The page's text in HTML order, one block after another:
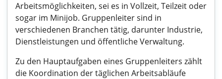
Arbeitsmöglichkeiten, sei es in Vollzeit, Teilzeit oder
sogar im Minijob. Gruppenleiter sind in
verschiedenen Branchen tätig, darunter Industrie,
Dienstleistungen und öffentliche Verwaltung.
Zu den Hauptaufgaben eines Gruppenleiters zählt
die Koordination der täglichen Arbeitsabläufe